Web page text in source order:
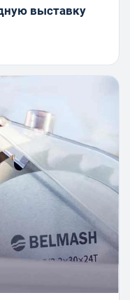
выставку